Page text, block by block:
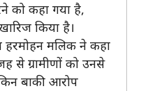
को कहा गया है,
किया है।
हरमोहन मलिक ने कहा
से ग्रामीणों को उनसे
बाकी आरोप